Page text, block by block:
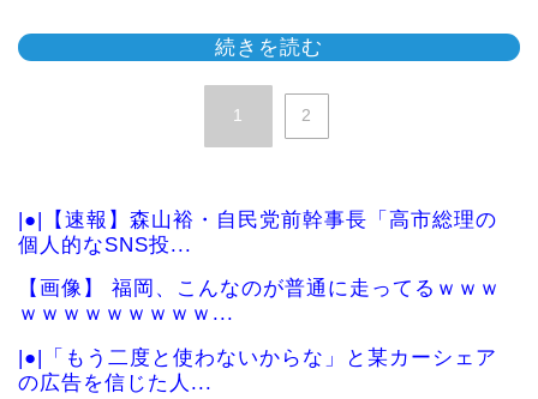
続きを読む
1 2
|●|【速報】森山裕・自民党前幹事長「高市総理の
個人的なSNS投...
【画像】 福岡、こんなのが普通に走ってるｗｗｗ
ｗｗｗｗｗｗｗｗｗ...
|●|「もう二度と使わないからな」と某カーシェア
の広告を信じた人...